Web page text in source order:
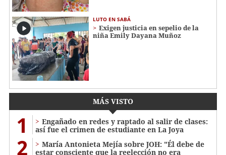
LUTO EN SABÁ
Exigen justicia en sepelio de la
niña Emily Dayana Muñoz
MÁS VISTO
1
Engañado en redes y raptado al salir de clases:
así fue el crimen de estudiante en La Joya
2
María Antonieta Mejía sobre JOH: "Él debe de
estar consciente que la reelección no era